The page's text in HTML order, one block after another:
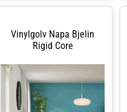
Vinylgolv Napa Bjelin
Rigid Core